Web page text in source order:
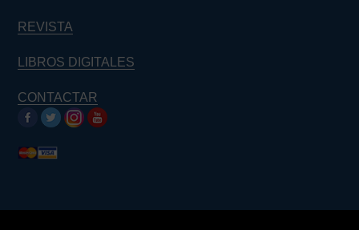
REVISTA
LIBROS DIGITALES
CONTACTAR